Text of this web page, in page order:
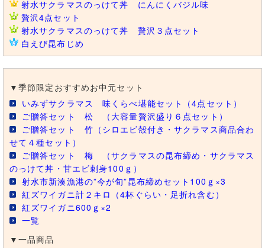
射水サクラマスのっけて丼 にんにくバジル味
贅沢4点セット
射水サクラマスのっけて丼 贅沢３点セット
白えび昆布じめ
▼季節限定おすすめお中元セット
いみずサクラマス 味くらべ堪能セット（4点セット）
ご贈答セット 松 （大容量贅沢盛り６点セット）
ご贈答セット 竹（シロエビ殻付き・サクラマス商品合わ
せて４種セット）
ご贈答セット 梅 （サクラマスの昆布締め・サクラマス
のっけて丼・甘エビ刺身100ｇ）
射水市新湊漁港の”今が旬”昆布締めセット100ｇ×3
紅ズワイガニ計２キロ（4杯ぐらい・足折れ含む）
紅ズワイガニ600ｇ×2
一覧
▼一品商品